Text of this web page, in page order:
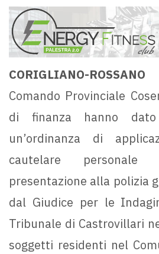
CORIGLIANO-
Comando Provinciale
di finanza hanno dato
un’ordinanza di
cautelare personale
presentazione alla polizia
dal Giudice per le
Tribunale di Castrovillari
soggetti residenti nel